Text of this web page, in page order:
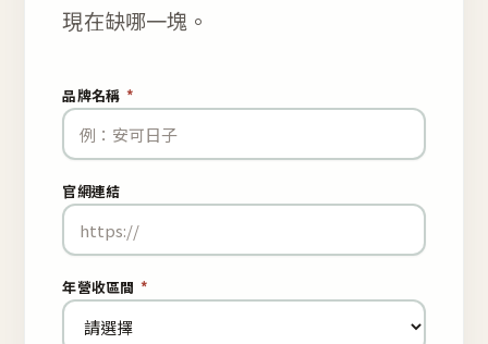
現在缺哪一塊。
品牌名稱 *
官網連結
年營收區間 *